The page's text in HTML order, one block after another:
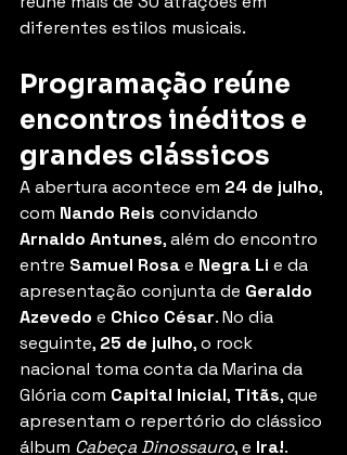
diferentes estilos musicais.
Programação reúne
encontros inéditos e
grandes clássicos
A abertura acontece em 24 de julho,
com Nando Reis convidando
Arnaldo Antunes, além do encontro
entre Samuel Rosa e Negra Li e da
apresentação conjunta de Geraldo
Azevedo e Chico César. No dia
seguinte, 25 de julho, o rock
nacional toma conta da Marina da
Glória com Capital Inicial, Titãs, que
apresentam o repertório do clássico
álbum Cabeça Dinossauro, e Ira!.